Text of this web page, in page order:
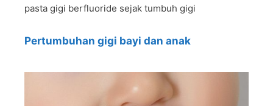
pasta gigi berfluoride sejak tumbuh gigi
Pertumbuhan gigi bayi dan anak